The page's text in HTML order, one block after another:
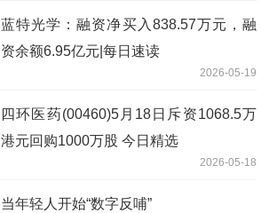
蓝特光学：融资净买入838.57万元，融
资余额6.95亿元|每日速读
2026-05-19
四环医药(00460)5月18日斥资1068.5万
港元回购1000万股 今日精选
2026-05-18
当年轻人开始“数字反哺”